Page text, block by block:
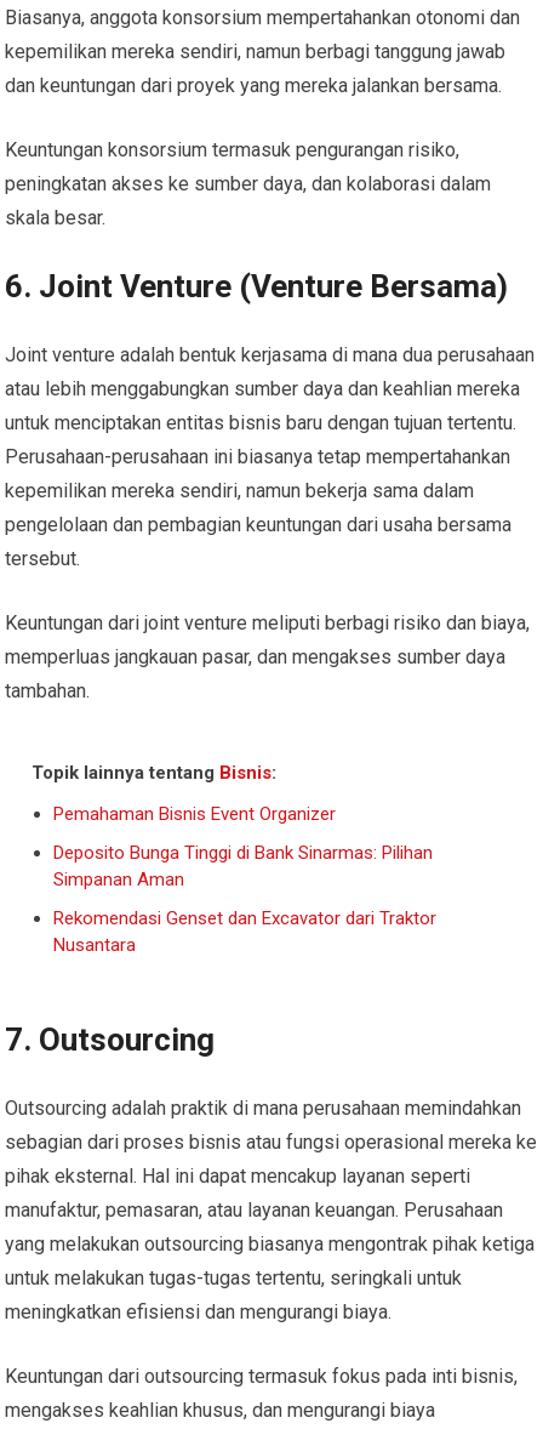
Biasanya, anggota konsorsium mempertahankan otonomi dan
kepemilikan mereka sendiri, namun berbagi tanggung jawab
dan keuntungan dari proyek yang mereka jalankan bersama.
Keuntungan konsorsium termasuk pengurangan risiko,
peningkatan akses ke sumber daya, dan kolaborasi dalam
skala besar.
6. Joint Venture (Venture Bersama)
Joint venture adalah bentuk kerjasama di mana dua perusahaan
atau lebih menggabungkan sumber daya dan keahlian mereka
untuk menciptakan entitas bisnis baru dengan tujuan tertentu.
Perusahaan-perusahaan ini biasanya tetap mempertahankan
kepemilikan mereka sendiri, namun bekerja sama dalam
pengelolaan dan pembagian keuntungan dari usaha bersama
tersebut.
Keuntungan dari joint venture meliputi berbagi risiko dan biaya,
memperluas jangkauan pasar, dan mengakses sumber daya
tambahan.
Topik lainnya tentang Bisnis:
Pemahaman Bisnis Event Organizer
Deposito Bunga Tinggi di Bank Sinarmas: Pilihan
Simpanan Aman
Rekomendasi Genset dan Excavator dari Traktor
Nusantara
7. Outsourcing
Outsourcing adalah praktik di mana perusahaan memindahkan
sebagian dari proses bisnis atau fungsi operasional mereka ke
pihak eksternal. Hal ini dapat mencakup layanan seperti
manufaktur, pemasaran, atau layanan keuangan. Perusahaan
yang melakukan outsourcing biasanya mengontrak pihak ketiga
untuk melakukan tugas-tugas tertentu, seringkali untuk
meningkatkan efisiensi dan mengurangi biaya.
Keuntungan dari outsourcing termasuk fokus pada inti bisnis,
mengakses keahlian khusus, dan mengurangi biaya